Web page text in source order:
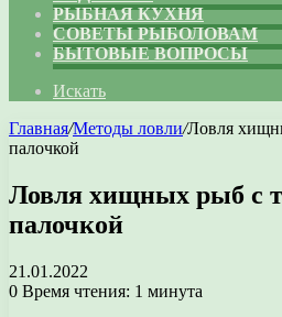
РЫБНАЯ КУХНЯ
СОВЕТЫ РЫБОЛОВАМ
БЫТОВЫЕ ВОПРОСЫ
Искать
Главная/Методы ловли/Ловля
палочкой
Ловля хищных рыб с
палочкой
21.01.2022
0 Время чтения: 1 минута